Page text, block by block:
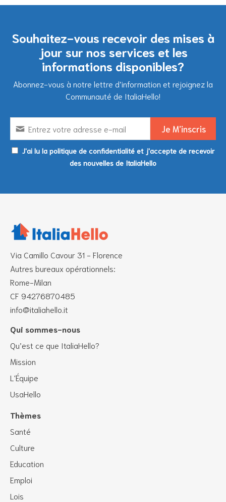
Souhaitez-vous recevoir des mises à
jour sur nos services et les
informations disponibles?
Abonnez-vous à notre lettre d’information et rejoignez la
Communauté de ItaliaHello!
J'ai lu la politique de confidentialité et j'accepte de recevoir
des nouvelles de ItaliaHello
Via Camillo Cavour 31 - Florence
Autres bureaux opérationnels:
Rome-Milan
CF 94276870485
info@italiahello.it
Qui sommes-nous
Qu’est ce que ItaliaHello?
Mission
L'Équipe
UsaHello
Thèmes
Santé
Culture
Education
Emploi
Lois